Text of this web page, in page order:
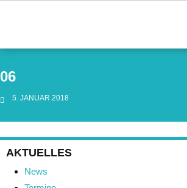
06
5. JANUAR 2018
AKTUELLES
News